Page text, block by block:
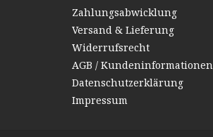
Zahlungsabwicklung
Versand & Lieferung
Widerrufsrecht
AGB / Kundeninformationen
Datenschutzerklärung
Impressum